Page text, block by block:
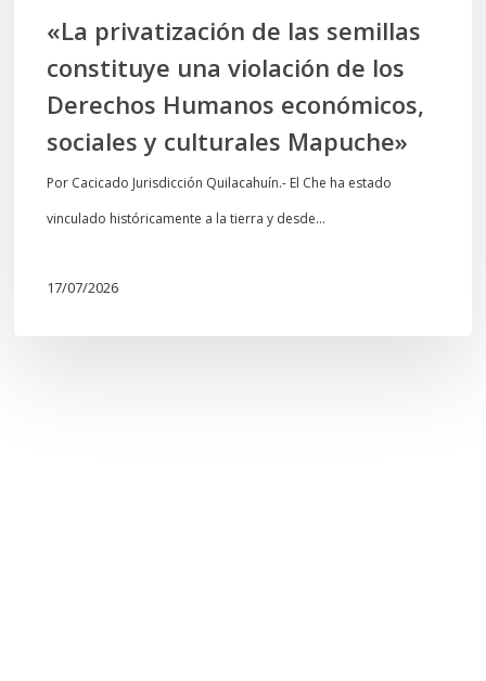
Humanos
económicos,
sociales
culturales
Mapuche»
«La privatización de las semillas
constituye una violación de los
Derechos Humanos económicos,
sociales y culturales Mapuche»
Por Cacicado Jurisdicción Quilacahuín.- El Che ha estado
vinculado históricamente a la tierra y desde…
17/07/2026